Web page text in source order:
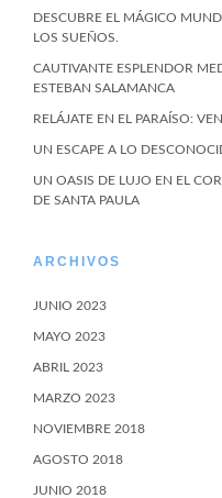
DESCUBRE EL MÁGICO
LOS SUEÑOS.
CAUTIVANTE ESPLENDOR
ESTEBAN SALAMANCA
RELÁJATE EN EL PARAÍSO:
UN ESCAPE A LO
UN OASIS DE LUJO EN EL
DE SANTA PAULA
ARCHIVOS
JUNIO 2023
MAYO 2023
ABRIL 2023
MARZO 2023
NOVIEMBRE 2018
AGOSTO 2018
JUNIO 2018